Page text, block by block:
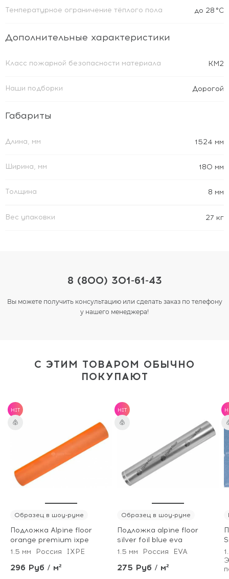
Температурное ограничение тёплого пола до 28 °C
Дополнительные характеристики
Класс пожарной безопасности материала КМ2
Наши подборки Дорогой
Габариты
Длина, мм 1524 мм
Ширина, мм 180 мм
Толщина 8 мм
Вес упаковки 27 кг
8 (800) 301-61-43
Вы можете получить консультацию или сделать заказ по телефону
у нашего менеджера!
С ЭТИМ ТОВАРОМ ОБЫЧНО
ПОКУПАЮТ
HIT
Образец в шоу-руме
Подложка Alpine floor
orange premium ixpe
1.5 мм
Россия IXPE
296 Руб / м²
HIT
Образец в шоу-руме
Подложка alpine floor
silver foil blue eva
1.5 мм
Россия EVA
275 Руб / м²